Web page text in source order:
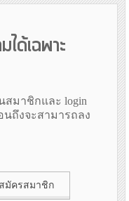
ได้เฉพาะ
สมาชิกและ login
นถึงจะสามารถลง
มัครสมาชิก